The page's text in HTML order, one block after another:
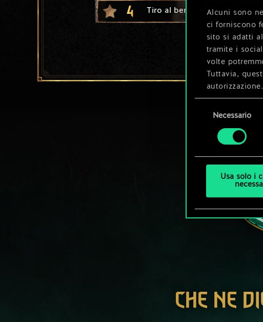
Alcuni sono
ci forniscono
sito si adatti
tramite i
volte
Tuttavia,
autorizzazione.
Tutti i
consenso
Necessario
Usa solo i
4 Tiro al bersaglio
CHE NE